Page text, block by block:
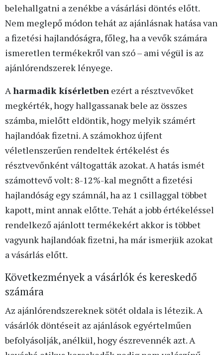
belehallgatni a zenékbe a vásárlási döntés előtt.
Nem meglepő módon tehát az ajánlásnak hatása van
a fizetési hajlandóságra, főleg, ha a vevők számára
ismeretlen termékekről van szó – ami végül is az
ajánlórendszerek lényege.
Aharmadik kísérletben ezért a résztvevőket
megkérték, hogy hallgassanak bele az összes
számba, mielőtt eldöntik, hogy melyik számért
hajlandóak fizetni. A számokhoz újfent
véletlenszerűen rendeltek értékelést és
résztvevőnként váltogatták azokat. A hatás ismét
számottevő volt: 8-12%-kal megnőtt a fizetési
hajlandóság egy számnál, ha az 1 csillaggal többet
kapott, mint annak előtte. Tehát a jobb értékeléssel
rendelkező ajánlott termékekért akkor is többet
vagyunk hajlandóak fizetni, ha már ismerjük azokat
a vásárlás előtt.
Következmények a vásárlók és kereskedő
számára
Az ajánlórendszereknek sötét oldala is létezik. A
vásárlók döntéseit az ajánlások egyértelműen
befolyásolják, anélkül, hogy észrevennék azt. A